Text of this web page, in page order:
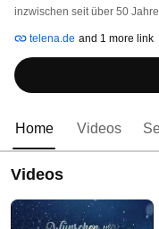
inzwischen seit über 50
diverse Dienstleistungen, wie
betreuen deutschlandweit
Mittelstand, sowie in der
Mehrwert unseres
bestehende und zukünftige
telena.de and 1 more link
Home Videos
Videos